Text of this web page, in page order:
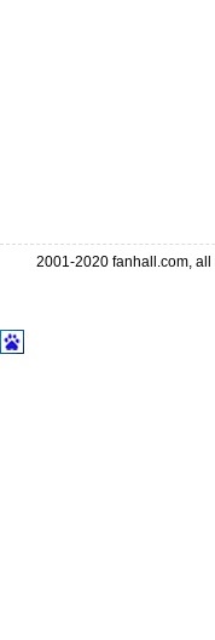
2001-2020 fanhall.com,